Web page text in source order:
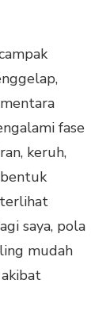
fase
keruh,
saya, pola
mudah